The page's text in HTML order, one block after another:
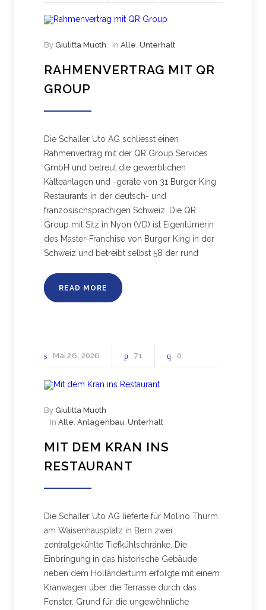
By Giulitta Muoth In Alle, Unterhalt
RAHMENVERTRAG MIT QR
GROUP
Die Schaller Uto AG schliesst einen
Rahmenvertrag mit der QR Group Services
GmbH und betreut die gewerblichen
Kälteanlagen und -geräte von 31 Burger King
Restaurants in der deutsch- und
französischsprachigen Schweiz. Die QR
Group mit Sitz in Nyon (VD) ist Eigentümerin
des Master-Franchise von Burger King in der
Schweiz und betreibt selbst 58 der rund
READ MORE
Mai 26 2026 71 0
By Giulitta Muoth
In Alle, Anlagenbau, Unterhalt
MIT DEM KRAN INS
RESTAURANT
Die Schaller Uto AG lieferte für Molino Thurm
am Waisenhausplatz in Bern zwei
zentralgekühlte Tiefkühlschränke. Die
Einbringung in das historische Gebäude
neben dem Holländerturm erfolgte mit einem
Kranwagen über die Terrasse durch das
Fenster. Grund für die ungewöhnliche